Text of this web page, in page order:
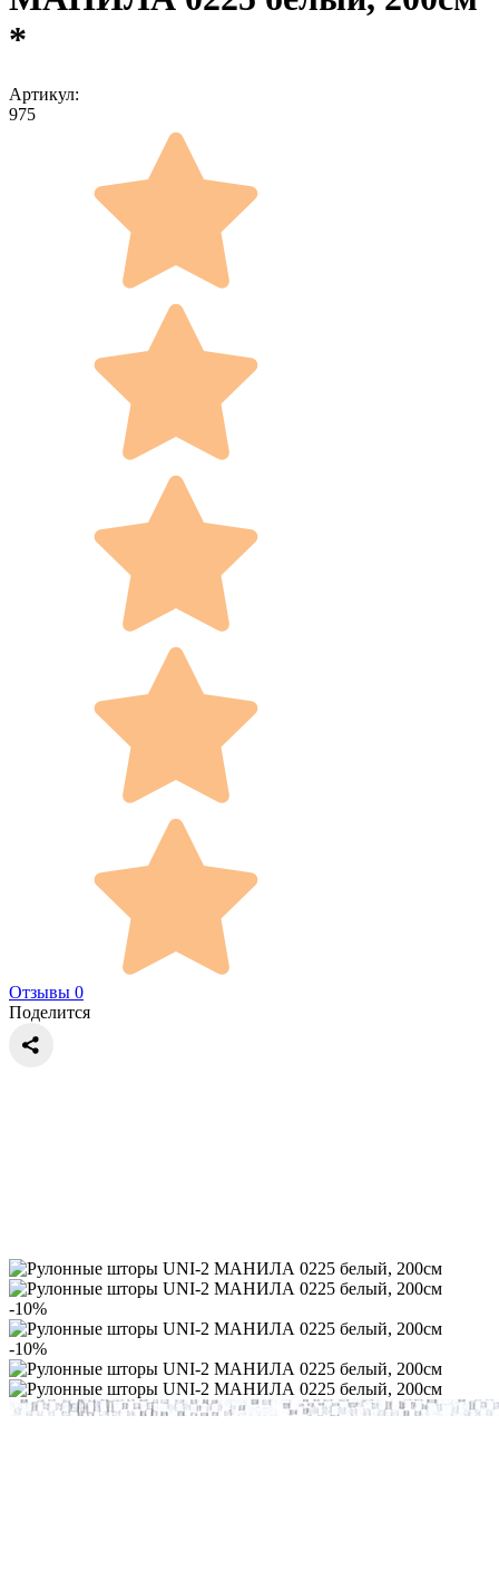
*
Артикул:
975
Отзывы 0
Поделится
-10%
-10%